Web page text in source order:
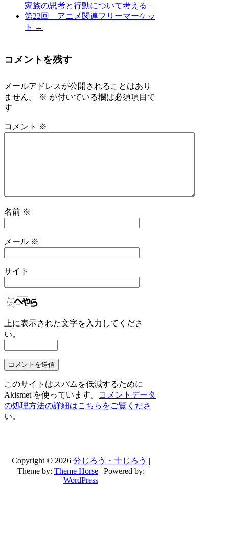
家族の思考と行動について考える－
第22回 アニメ関連フリーマーケッ
ト
→
コメントを残す
メールアドレスが公開されることはあり
ません。
※ が付いている欄は必須項目で
す
コメント ※
名前 ※
メール ※
サイト
上に表示された文字を入力してくださ
い。
このサイトはスパムを低減するために
Akismet を使っています。
コメントデータ
の処理方法の詳細はこちらをご覧くださ
い。
Copyright © 2026 分じろう・十じろう |
Theme by: Theme Horse| Powered by:
WordPress